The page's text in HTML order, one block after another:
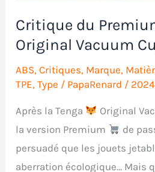
Critique du
Original Vacuum
ABS,Critiques, Marque,
TPE,Type / PapaRenard /
Après la Tenga Original
la version Premium
de
persuadé que les jouets
aberration écologique… Mais